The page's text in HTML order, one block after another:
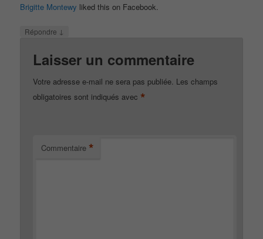
Brigitte Montewy liked this on Facebook.
Répondre ↓
Laisser un commentaire
Votre adresse e-mail ne sera pas publiée. Les champs
obligatoires sont indiqués avec *
Commentaire *